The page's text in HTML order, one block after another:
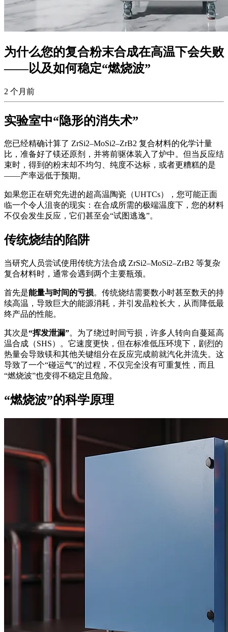
为什么您的复合粉末合成在高温下会失败
——以及如何稳定“燃烧波”
2 个月前
实验室中“隐形的消失术”
您已经精确计算了 ZrSi2–MoSi2–ZrB2 复合材料的化学计量
比，准备好了镁还原剂，并将前驱体装入了炉中。但当反应结
束时，得到的粉末却不均匀、纯度不达标，或者更糟糕的是
——产率远低于预期。
如果您正在研究先进的超高温陶瓷（UHTCs），您可能正面
临一个令人沮丧的现实：在合成所需的极端温度下，您的材料
不仅会发生反应，它们甚至会“试图逃逸”。
传统烧结的陷阱
当研究人员尝试使用传统方法合成 ZrSi2–MoSi2–ZrB2 等复杂
复合材料时，通常会遇到两个主要瓶颈。
首先是能量与时间的亏损。传统烧结需要数小时甚至数天的持
续高温，导致巨大的能源消耗，并引发晶粒长大，从而降低最
终产品的性能。
其次是“挥发泄漏”。为了绕过时间亏损，许多人转向自蔓延高
温合成（SHS）。它速度更快，但在标准低压环境下，剧烈的
热量会导致镁和其他关键组分在反应完成前就汽化并流失。这
导致了一个“碰运气”的过程，不仅完全没有可重复性，而且
“燃烧波”也变得不稳定且危险。
“燃烧波”的科学原理